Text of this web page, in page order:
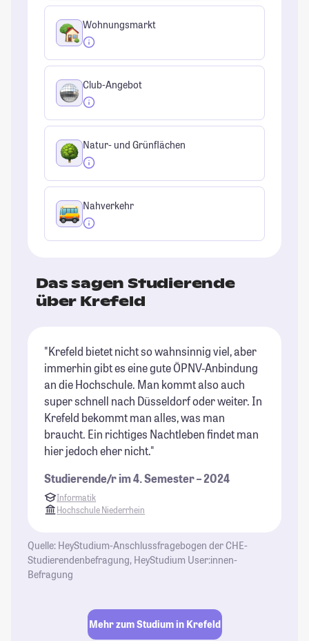
Wohnungsmarkt
Club-Angebot
Natur- und Grünflächen
Nahverkehr
Das sagen Studierende
über Krefeld
"Krefeld bietet nicht so wahnsinnig viel, aber
immerhin gibt es eine gute ÖPNV-Anbindung
an die Hochschule. Man kommt also auch
super schnell nach Düsseldorf oder weiter. In
Krefeld bekommt man alles, was man
braucht. Ein richtiges Nachtleben findet man
hier jedoch eher nicht."
Studierende/r im 4. Semester – 2024
Informatik
Hochschule Niederrhein
Quelle: HeyStudium-Anschlussfragebogen der CHE-
Studierendenbefragung, HeyStudium User:innen-
Befragung
Mehr zum Studium in Krefeld